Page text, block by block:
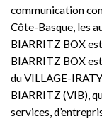
communication
Côte-Basque, les
BIARRITZ BOX
BIARRITZ BOX
du VILLAGE-
BIARRITZ (VIB),
services,